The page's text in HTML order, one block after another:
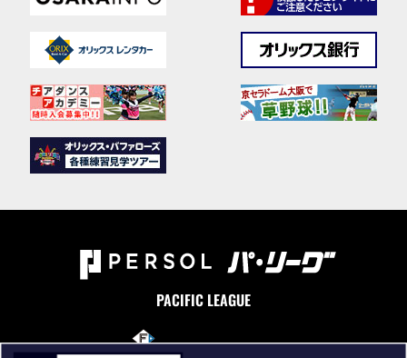
PACIFIC LEAGUE